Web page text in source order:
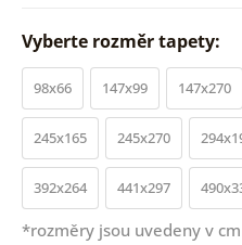
Vyberte rozměr tapety:
98x66 147x99 147x270
245x165 245x270
392x264 441x297
*rozměry jsou uvedeny v